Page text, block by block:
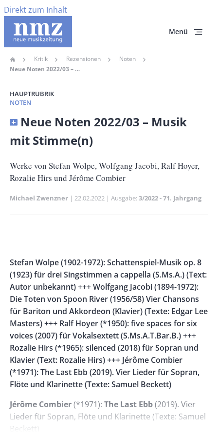
Direkt zum Inhalt
Menü
Pfadnavigation
Home Kritik Rezensionen
Noten
Neue Noten 2022/03 – Musik Mit Stimme(n)
HAUPTRUBRIK
NOTEN
Banner
Size
Neue Noten 2022/03 – Musik
mit Stimme(n)
Untertitel
Werke von Stefan Wolpe, Wolfgang Jacobi, Ralf Hoyer,
Rozalie Hirs und Jérôme Combier
Michael Zwenzner Publikationsdatum
22.02.2022 Ausgabe 3/2022 - 71. Jahrgang
Left
Rectangle
Right
Body
Stefan Wolpe (1902-1972): Schattenspiel-Musik op. 8
(1923) für drei Singstimmen a cappella (S.Ms.A.) (Text:
Autor unbekannt) +++ Wolfgang Jacobi (1894-1972):
Die Toten von Spoon River (1956/58) Vier Chansons
für Bariton und Akkordeon (Klavier) (Texte: Edgar Lee
Masters) +++ Ralf Hoyer (*1950): five spaces for six
voices (2007) für Vokalsextett (S.Ms.A.T.Bar.B.) +++
Rozalie Hirs (*1965): silenced (2018) für Sopran und
Klavier (Text: Rozalie Hirs) +++ Jérôme Combier
(*1971): The Last Ebb (2019). Vier Lieder für Sopran,
Flöte und Klarinette (Texte: Samuel Beckett)
Jérôme Combier(*1971): The Last Ebb(2019). Vier
Lieder für Sopran, Flöte und Klarinette (Texte: Samuel
Beckett)